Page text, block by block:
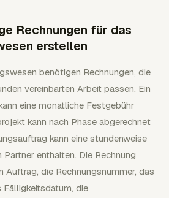
Rechnungen für das
erstellen
benötigen Rechnungen, die
vereinbarten Arbeit passen. Ein
eine monatliche Festgebühr
kann nach Phase abgerechnet
kann eine stundenweise
Partner enthalten. Die Rechnung
Auftrag, die Rechnungsnummer, das
Fälligkeitsdatum, die